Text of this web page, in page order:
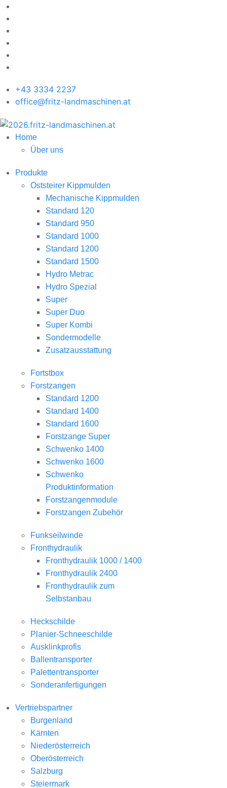
+43 3334 2237
office@fritz-landmaschinen.at
Home
Über uns
Produkte
Oststeirer Kippmulden
Mechanische Kippmulden
Standard 120
Standard 950
Standard 1000
Standard 1200
Standard 1500
Hydro Metrac
Hydro Spezial
Super
Super Duo
Super Kombi
Sondermodelle
Zusatzausstattung
Fortstbox
Forstzangen
Standard 1200
Standard 1400
Standard 1600
Forstzange Super
Schwenko 1400
Schwenko 1600
Schwenko
Produktinformation
Forstzangenmodule
Forstzangen Zubehör
Funkseilwinde
Fronthydraulik
Fronthydraulik 1000 / 1400
Fronthydraulik 2400
Fronthydraulik zum
Selbstanbau
Heckschilde
Planier-Schneeschilde
Ausklinkprofis
Ballentransporter
Palettentransporter
Sonderanfertigungen
Vertriebspartner
Burgenland
Kärnten
Niederösterreich
Oberösterreich
Salzburg
Steiermark